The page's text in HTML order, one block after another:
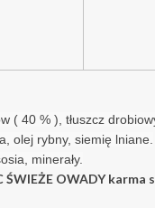
( 40 % ), tłuszcz
olej rybny, siemię lniane.
minerały.
ŚWIEŻE OWADY karma